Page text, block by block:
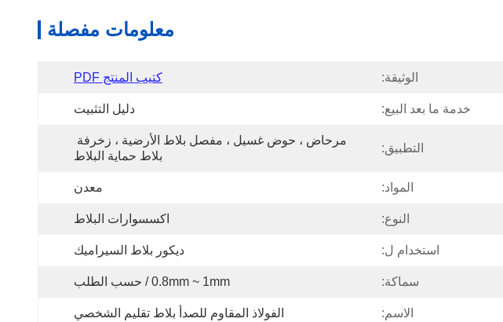
معلومات مفصلة
الوثيقة: كتيب المنتج PDF
خدمة ما بعد البيع: دليل التثبيت
التطبيق:
بلاط حماية البلاط
المواد: معدن
النوع: اكسسوارات البلاط
استخدام ل: ديكور بلاط السيراميك
سماكة: 0.8mm ~ 1mm / حسب الطلب
الاسم: الفولاذ المقاوم للصدأ بلاط تقليم الشخصي